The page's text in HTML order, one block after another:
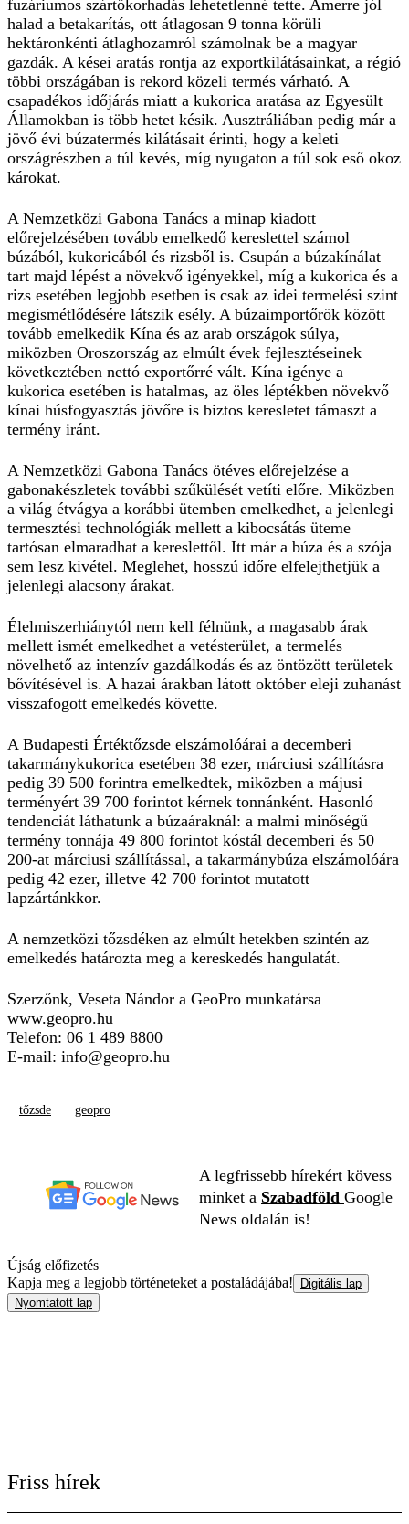
fuzáriumos szártőkorhadás lehetetlenné tette. Amerre jól
halad a betakarítás, ott átlagosan 9 tonna körüli
hektáronkénti átlaghozamról számolnak be a magyar
gazdák. A kései aratás rontja az exportkilátásainkat, a régió
többi országában is rekord közeli termés várható. A
csapadékos időjárás miatt a kukorica aratása az Egyesült
Államokban is több hetet késik. Ausztráliában pedig már a
jövő évi búzatermés kilátásait érinti, hogy a keleti
országrészben a túl kevés, míg nyugaton a túl sok eső okoz
károkat.
A Nemzetközi Gabona Tanács a minap kiadott
előrejelzésében tovább emelkedő kereslettel számol
búzából, kukoricából és rizsből is. Csupán a búzakínálat
tart majd lépést a növekvő igényekkel, míg a kukorica és a
rizs esetében legjobb esetben is csak az idei termelési szint
megismétlődésére látszik esély. A búzaimportőrök között
tovább emelkedik Kína és az arab országok súlya,
miközben Oroszország az elmúlt évek fejlesztéseinek
következtében nettó exportőrré vált. Kína igénye a
kukorica esetében is hatalmas, az öles léptékben növekvő
kínai húsfogyasztás jövőre is biztos keresletet támaszt a
termény iránt.
A Nemzetközi Gabona Tanács ötéves előrejelzése a
gabonakészletek további szűkülését vetíti előre. Miközben
a világ étvágya a korábbi ütemben emelkedhet, a jelenlegi
termesztési technológiák mellett a kibocsátás üteme
tartósan elmaradhat a kereslettől. Itt már a búza és a szója
sem lesz kivétel. Meglehet, hosszú időre elfelejthetjük a
jelenlegi alacsony árakat.
Élelmiszerhiánytól nem kell félnünk, a magasabb árak
mellett ismét emelkedhet a vetésterület, a termelés
növelhető az intenzív gazdálkodás és az öntözött területek
bővítésével is. A hazai árakban látott október eleji zuhanást
visszafogott emelkedés követte.
A Budapesti Értéktőzsde elszámolóárai a decemberi
takarmánykukorica esetében 38 ezer, márciusi szállításra
pedig 39 500 forintra emelkedtek, miközben a májusi
terményért 39 700 forintot kérnek tonnánként. Hasonló
tendenciát láthatunk a búzaáraknál: a malmi minőségű
termény tonnája 49 800 forintot kóstál decemberi és 50
200-at márciusi szállítással, a takarmánybúza elszámolóára
pedig 42 ezer, illetve 42 700 forintot mutatott
lapzártánkkor.
A nemzetközi tőzsdéken az elmúlt hetekben szintén az
emelkedés határozta meg a kereskedés hangulatát.
Szerzőnk, Veseta Nándor a GeoPro munkatársa
www.geopro.hu
Telefon: 06 1 489 8800
E-mail: info@geopro.hu
tőzsde geopro
A legfrissebb hírekért kövess
minket a Szabadföld Google
News oldalán is!
Újság előfizetés
Kapja meg a legjobb történeteket a postaládájába!
Digitális lap
Nyomtatott lap
Friss hírek